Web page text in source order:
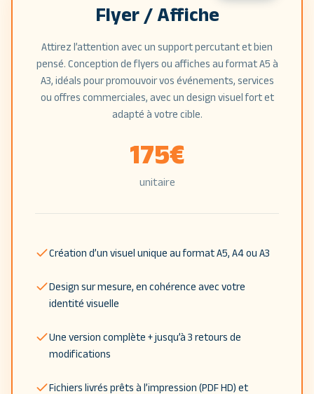
Flyer / Affiche
Attirez l’attention avec un support percutant et bien
pensé. Conception de flyers ou affiches au format A5 à
A3, idéals pour promouvoir vos événements, services
ou offres commerciales, avec un design visuel fort et
adapté à votre cible.
175€
unitaire
Création d’un visuel unique au format A5, A4 ou A3
Design sur mesure, en cohérence avec votre
identité visuelle
Une version complète + jusqu’à 3 retours de
modifications
Fichiers livrés prêts à l’impression (PDF HD) et